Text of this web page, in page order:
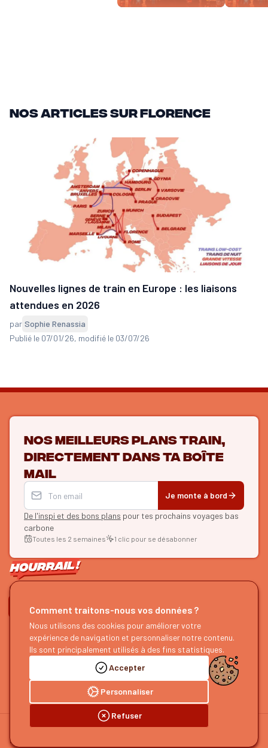
Nos articles sur Florence
Nouvelles lignes de train en Europe : les liaisons
attendues en 2026
par Sophie Renassia
Publié le 07/01/26, modifié le 03/07/26
Nos meilleurs plans train,
directement dans ta boîte
mail
Je monte à bord
De l'inspi et des bons plans pour tes prochains voyages bas
carbone
Toutes les 2 semaines 1 clic pour se désabonner
ON SE SUIT ?
HOURRAIL !
À propos
Devenir partenaire
Nous faire un retour
EXPLORER
Recherche d'itinéraires
Nos guides
Notre blog
Notre podcast
Mentions légales
Accepter
Personnaliser
Refuser
Comment traitons-nous vos données ?
Nous utilisons des cookies pour améliorer votre
expérience de navigation et personnaliser notre contenu.
Ils sont principalement utilisés à des fins statistiques.